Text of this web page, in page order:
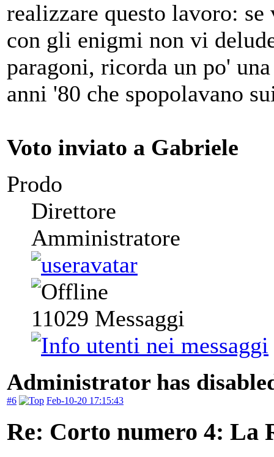
realizzare questo lavoro:
con gli enigmi non vi
paragoni, ricorda un po'
anni '80 che spopolavano
Voto inviato a Gabriele
Prodo
Direttore
Amministratore
11029 Messaggi
Administrator has
#6 Feb-10-20 17:15:43
Re: Corto numero 4: La